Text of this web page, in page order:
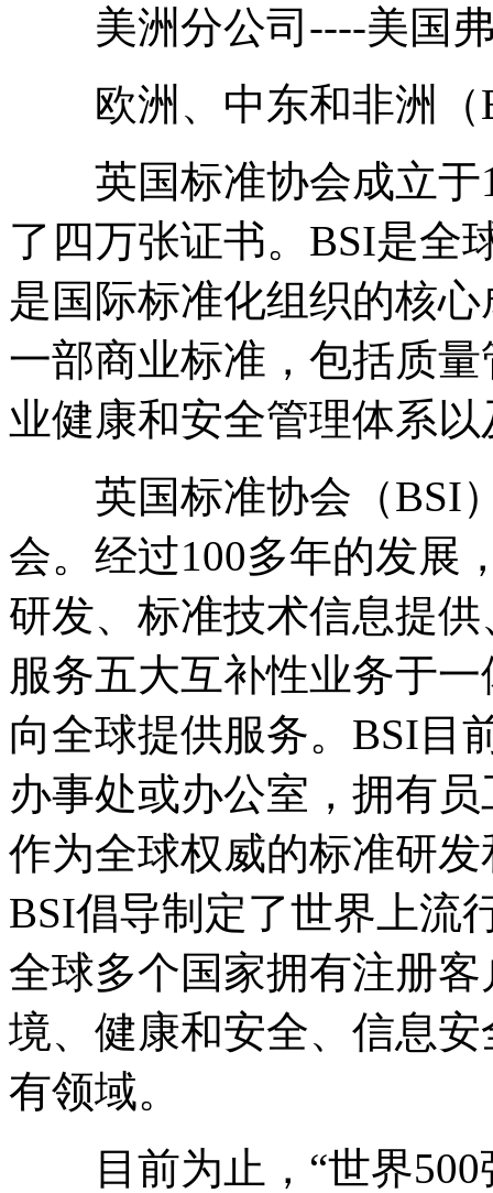
美洲分公司----美国
欧洲、中东和非洲（
英国标准协会成立于
了四万张证书。BSI是全
是国际标准化组织的核
一部商业标准，包括质
业健康和安全管理体
英国标准协会（BSI）
会。经过100多年的发展
研发、标准技术信息提
服务五大互补性业务于
向全球提供服务。BSI目
办事处或办公室，拥有
作为全球权威的标准研
BSI倡导制定了世界上流
全球多个国家拥有注册
境、健康和安全、信息
有领域。
目前为止，“世界500